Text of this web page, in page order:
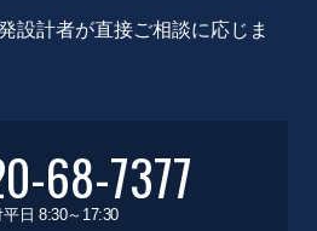
設計者が直接ご相談に応じま
68-7377
平日 8:30～17:30